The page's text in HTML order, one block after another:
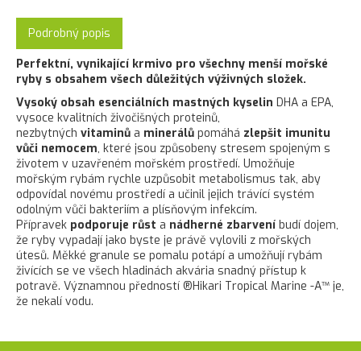
Podrobný popis
Perfektní, vynikající krmivo pro všechny menší mořské
ryby s obsahem všech důležitých výživných složek.
Vysoký obsah esenciálních mastných kyselin DHA a EPA,
vysoce kvalitních živočišných proteinů,
nezbytných vitaminů a minerálů pomáhá zlepšit imunitu
vůči nemocem, které jsou způsobeny stresem spojeným s
životem v uzavřeném mořském prostředí. Umožňuje
mořským rybám rychle uzpůsobit metabolismus tak, aby
odpovídal novému prostředí a učinil jejich trávící systém
odolným vůči bakteriím a plísňovým infekcím.
Přípravek podporuje růst a nádherné zbarvení budí dojem,
že ryby vypadají jako byste je právě vylovili z mořských
útesů. Měkké granule se pomalu potápí a umožňují rybám
živících se ve všech hladinách akvária snadný přístup k
potravě. Významnou předností ®Hikari Tropical Marine -A™ je,
že nekalí vodu.